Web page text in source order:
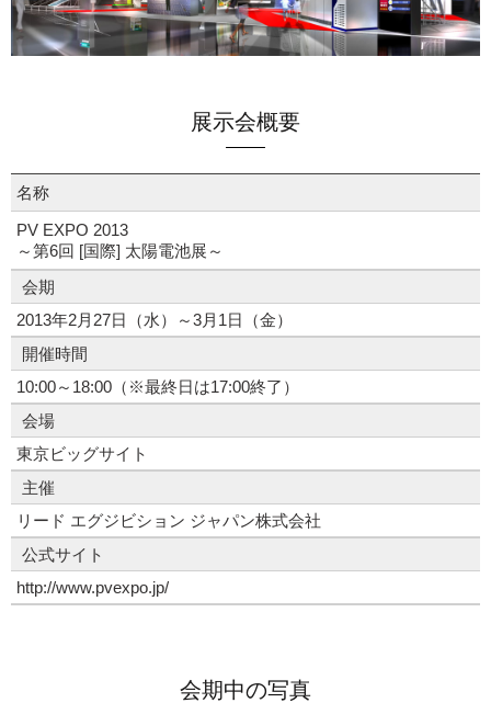
展示会概要
名称
PV EXPO 2013
～第6回 [国際] 太陽電池展～
会期
2013年2月27日（水）～3月1日（金）
開催時間
10:00～18:00（※最終日は17:00終了）
会場
東京ビッグサイト
主催
リード エグジビション ジャパン株式会社
公式サイト
http://www.pvexpo.jp/
会期中の写真